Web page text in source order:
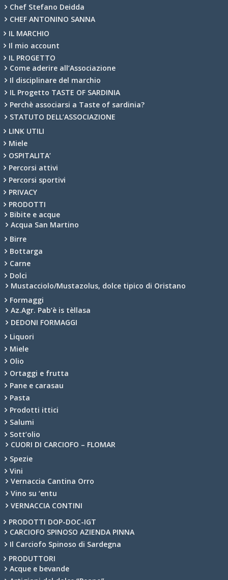
Chef Stefano Deidda
CHEF ANTONINO SANNA
IL MARCHIO
Il mio account
IL PROGETTO
Come aderire all’Associazione
Il disciplinare del marchio
IL Progetto TASTE OF SARDINIA
Perchè associarsi a Taste of sardinia?
STATUTO DELL’ASSOCIAZIONE
LINK UTILI
Miele
OSPITALITA’
Percorsi attivi
Percorsi sportivi
PRIVACY
PRODOTTI
Bibite e acque
Acqua San Martino
Birre
Bottarga
Carne
Dolci
Mustacciolo/Mustazolus, dolce tipico di Oristano
Formaggi
Az.Agr. Pab’è is tèllasa
DEDONI FORMAGGI
Liquori
Miele
Olio
Ortaggi e frutta
Pane e carasau
Pasta
Prodotti ittici
Salumi
Sott’olio
CUORI DI CARCIOFO – FLOMAR
Spezie
Vini
Vernaccia Cantina Orro
Vino su ‘entu
VERNACCIA CONTINI
PRODOTTI DOP-DOC-IGT
CARCIOFO SPINOSO AZIENDA PINNA
Il Carciofo Spinoso di Sardegna
PRODUTTORI
Acque e bevande